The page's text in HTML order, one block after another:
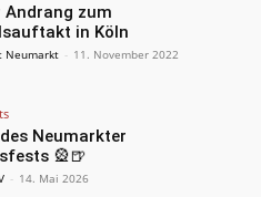
Andrang zum
in Köln
Neumarkt - 11. November 2022
Neumarkter
🎡🍺
- 14. Mai 2026